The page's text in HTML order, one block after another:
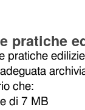
pratiche
pratiche
che:
di 7 MB